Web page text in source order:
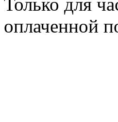
оплаченной